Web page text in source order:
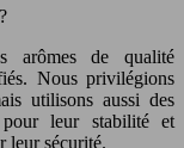
arômes de qualité
Nous privilégions
utilisons aussi des
pour leur stabilité et
leur sécurité.